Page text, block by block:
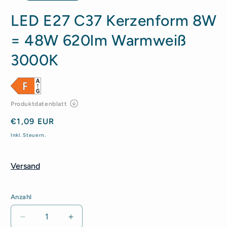
LED E27 C37 Kerzenform 8W
= 48W 620lm Warmweiß
3000K
Normaler
Preis
€1,09 EUR
Inkl. Steuern.
Versand
Anzahl
Anzahl
Verringere
Erhöhe